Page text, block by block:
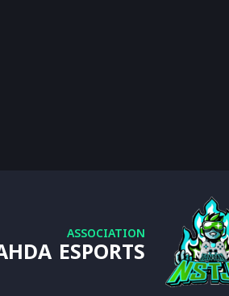
ASSOCIATION
ESPORTS